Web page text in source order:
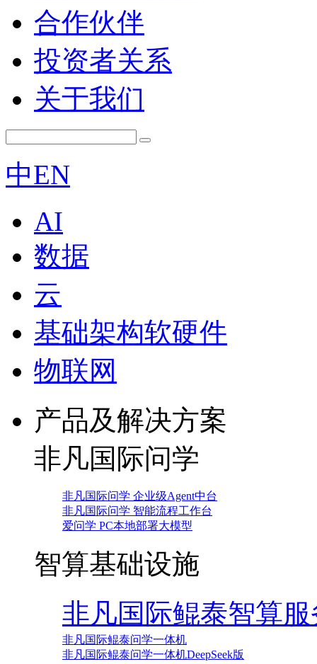
合作伙伴
投资者关系
关于我们
中EN
AI
数据
云
基础架构软硬件
物联网
产品及解决方案
非凡国际问学
非凡国际问学 企业级Agent中台
非凡国际问学 智能流程工作台
爱问学 PC本地部署大模型
智算基础设施
非凡国际鲲泰智算
非凡国际鲲泰问学一体机
非凡国际鲲泰问学一体机DeepSeek版